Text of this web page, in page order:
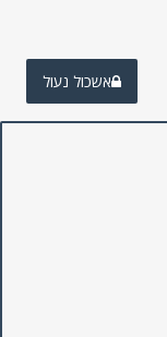
אשכול נעול